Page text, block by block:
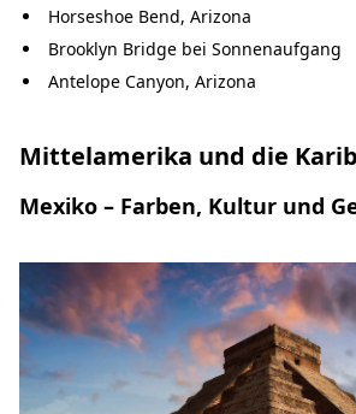
Horseshoe Bend, Arizona
Brooklyn Bridge bei Sonnenaufgang
Antelope Canyon, Arizona
Mittelamerika und die
Mexiko – Farben, Kultur und